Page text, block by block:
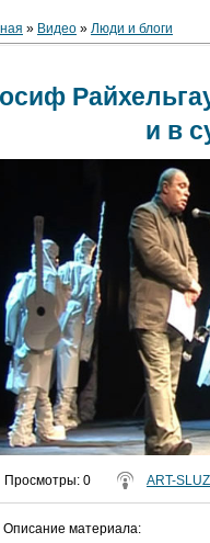
» Видео » Люди и блоги
и в
Просмотры: 0 ART-
Описание материала: